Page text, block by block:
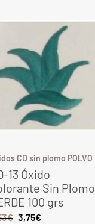
CD sin plomo POLVO
13 Óxido
Sin Plomo
100 grs
€ 3,75€